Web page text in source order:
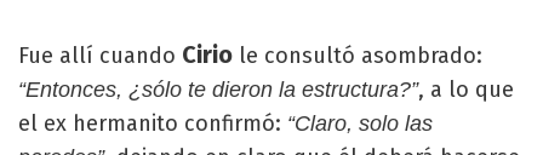
Fue allí cuando Cirio le consultó asombrado:
“Entonces, ¿sólo te dieron la estructura?”, a lo que
el ex hermanito confirmó: “Claro, solo las